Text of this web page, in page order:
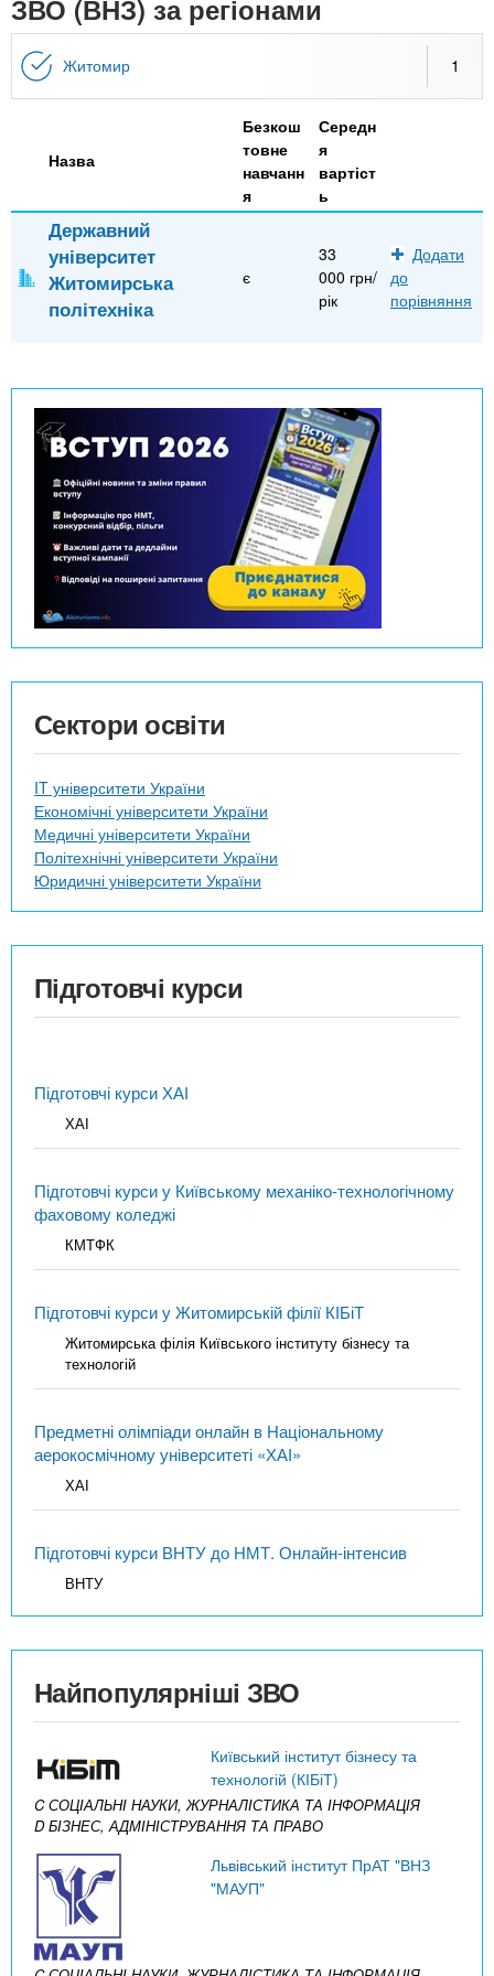
n
t
.
i
f
o
и
а
в
За кордоном
ЗВО (ВНЗ) за регіонами
Житомир 1
Назва
Безкош
товне
навчанн
я
Середн
я
вартіст
ь
Державний
університет
Житомирська
політехніка
є
33
000 грн/
рік
Додати
до
порівняння
Сектори освіти
IT університети України
Економічні університети України
Медичні університети України
Політехнічні університети України
Юридичні університети України
Підготовчі курси
Підготовчі курси ХАІ
ХАІ
Підготовчі курси у Київському механіко-технологічному
фаховому коледжі
КМТФК
Підготовчі курси у Житомирській філії КІБіТ
Житомирська філія Київського інституту бізнесу та
технологій
Предметні олімпіади онлайн в Національному
аерокосмічному університеті «ХАІ»
ХАІ
Підготовчі курси ВНТУ до НМТ. Онлайн-інтенсив
ВНТУ
Найпопулярніші ЗВО
Київський інститут бізнесу та
технологій (КІБіТ)
C СОЦІАЛЬНІ НАУКИ, ЖУРНАЛІСТИКА ТА ІНФОРМАЦІЯ
D БІЗНЕС, АДМІНІСТРУВАННЯ ТА ПРАВО
Львівський інститут ПрАТ "ВНЗ
"МАУП"